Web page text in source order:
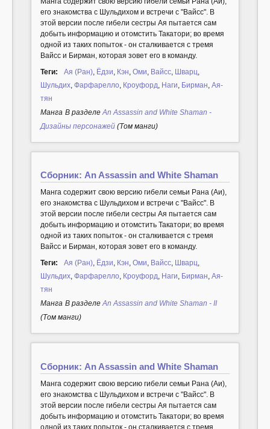
его знакомства с Шульдихом и встречи с "Вайсс". В
этой версии после гибели сестры Ая пытается сам
добыть информацию и отомстить Такатори; во время
одной из таких попыток - он сталкивается с тремя
Вайсс и Бирман, которая зовет его в команду.
Теги:
Ая (Ран) Ёдзи Кэн Оми Вайсс Шварц
Шульдих Фарфарелло Кроуфорд Наги Бирман Ая-
тян
Манга В разделе An Assassin and White Shaman -
Дизайны персонажей (Том манги)
Сборник: An Assassin and White Shaman
Манга содержит свою версию гибели семьи Рана (Аи),
его знакомства с Шульдихом и встречи с "Вайсс". В
этой версии после гибели сестры Ая пытается сам
добыть информацию и отомстить Такатори; во время
одной из таких попыток - он сталкивается с тремя
Вайсс и Бирман, которая зовет его в команду.
Теги:
Ая (Ран), Ёдзи, Кэн, Оми, Вайсс, Шварц,
Шульдих, Фарфарелло, Кроуфорд, Наги, Бирман, Ая-
тян
Манга В разделе An Assassin and White Shaman - II
(Том манги)
Сборник: An Assassin and White Shaman
Манга содержит свою версию гибели семьи Рана (Аи),
его знакомства с Шульдихом и встречи с "Вайсс". В
этой версии после гибели сестры Ая пытается сам
добыть информацию и отомстить Такатори; во время
одной из таких попыток - он сталкивается с тремя